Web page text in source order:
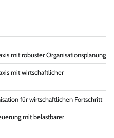
mit robuster Organisationsplanung
mit wirtschaftlicher
für wirtschaftlichen Fortschritt
mit belastbarer